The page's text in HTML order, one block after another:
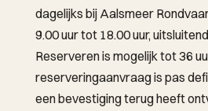
dagelijks bij Aalsmeer
9.00 uur tot 18.00 uur,
Reserveren is mogelijk tot 36
reserveringaanvraag is pas
een bevestiging terug heeft